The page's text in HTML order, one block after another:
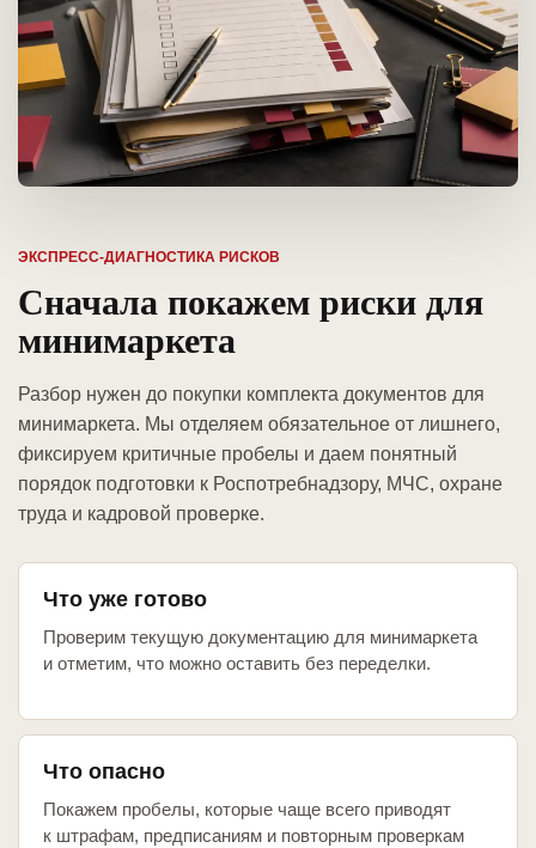
ЭКСПРЕСС-ДИАГНОСТИКА РИСКОВ
Сначала покажем риски для
минимаркета
Разбор нужен до покупки комплекта документов для
минимаркета. Мы отделяем обязательное от лишнего,
фиксируем критичные пробелы и даем понятный
порядок подготовки к Роспотребнадзору, МЧС, охране
труда и кадровой проверке.
Что уже готово
Проверим текущую документацию для минимаркета
и отметим, что можно оставить без переделки.
Что опасно
Покажем пробелы, которые чаще всего приводят
к штрафам, предписаниям и повторным проверкам